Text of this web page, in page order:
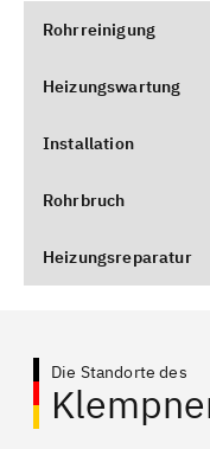
Rohrreinigung
Heizungswartung
Installation
Rohrbruch
Heizungsreparatur
Die Standorte des